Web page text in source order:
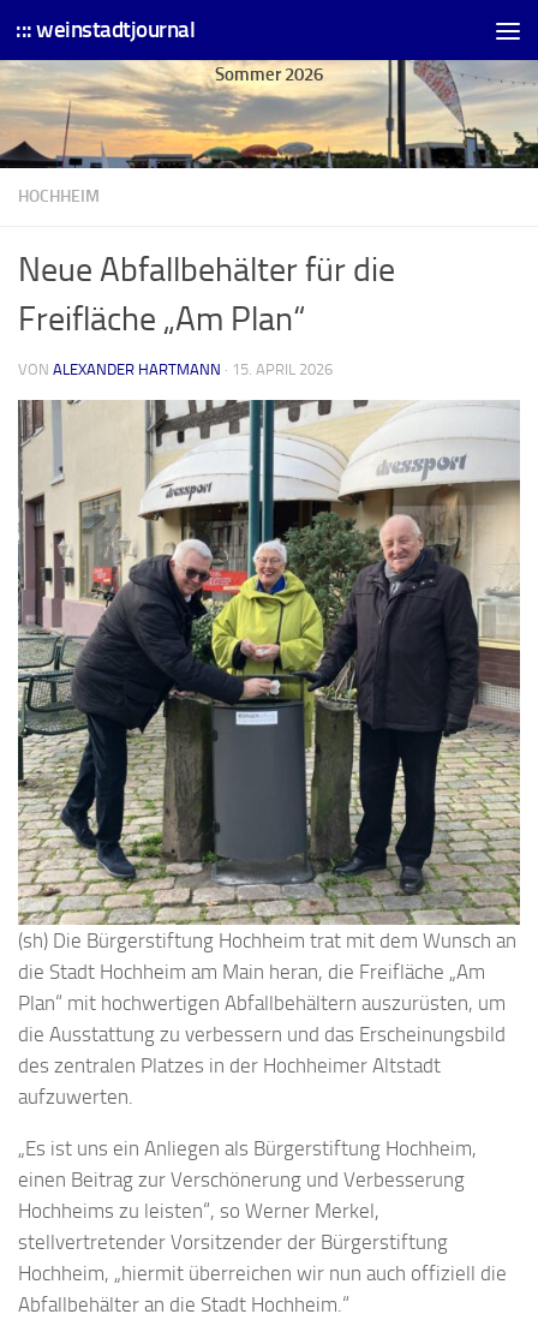
Skip to content
::: weinstadtjournal
Sommer 2026
HOCHHEIM
Neue Abfallbehälter für die
Freifläche „Am Plan“
VON ALEXANDER HARTMANN · 15. APRIL 2026
(sh) Die Bürgerstiftung Hochheim trat mit dem Wunsch an
die Stadt Hochheim am Main heran, die Freifläche „Am
Plan“ mit hochwertigen Abfallbehältern auszurüsten, um
die Ausstattung zu verbessern und das Erscheinungsbild
des zentralen Platzes in der Hochheimer Altstadt
aufzuwerten.
„Es ist uns ein Anliegen als Bürgerstiftung Hochheim,
einen Beitrag zur Verschönerung und Verbesserung
Hochheims zu leisten“, so Werner Merkel,
stellvertretender Vorsitzender der Bürgerstiftung
Hochheim, „hiermit überreichen wir nun auch offiziell die
Abfallbehälter an die Stadt Hochheim.“